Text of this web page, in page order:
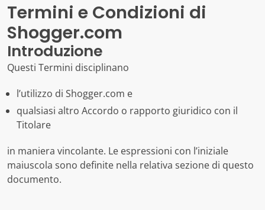
Termini e Condizioni di
Shogger.com
Introduzione
Questi Termini disciplinano
l’utilizzo di Shogger.com e
qualsiasi altro Accordo o rapporto giuridico con il
Titolare
in maniera vincolante. Le espressioni con l’iniziale
maiuscola sono definite nella relativa sezione di questo
documento.